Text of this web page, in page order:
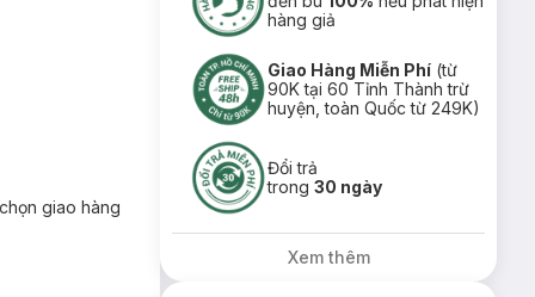
giao hàng
hàng giả
Giao Hàng Miễn Phí (từ
90K tại 60 Tỉnh Thành trừ
huyện, toàn Quốc từ 249K)
Đổi trả
trong30 ngày
Xem thêm